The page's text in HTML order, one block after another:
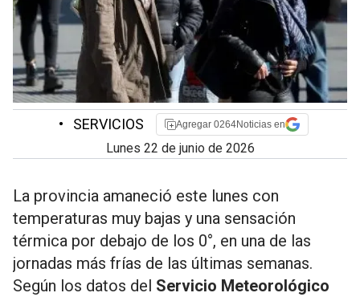
• SERVICIOS Agregar 0264Noticias en
lunes 22 de junio de 2026
La provincia amaneció este lunes con
temperaturas muy bajas y una sensación
térmica por debajo de los 0°, en una de las
jornadas más frías de las últimas semanas.
Según los datos del Servicio Meteorológico